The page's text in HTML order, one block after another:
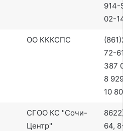
914-
02-
ОО КККСПС
72-
387
8
10 80
СГОО КС "Сочи-
Центр"
64,